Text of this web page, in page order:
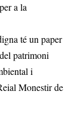
a la
té un paper
patrimoni
i
Monestir de